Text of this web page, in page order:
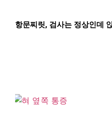
항문찌릿, 검사는 정상인데